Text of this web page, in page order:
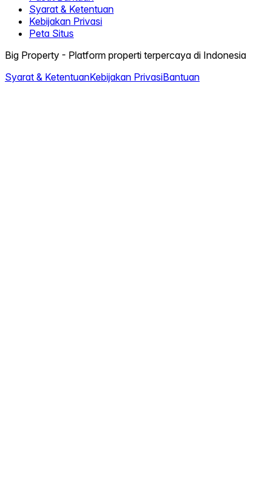
Syarat & Ketentuan
Kebijakan Privasi
Peta Situs
Big Property - Platform properti terpercaya di Indonesia
Syarat & KetentuanKebijakan PrivasiBantuan